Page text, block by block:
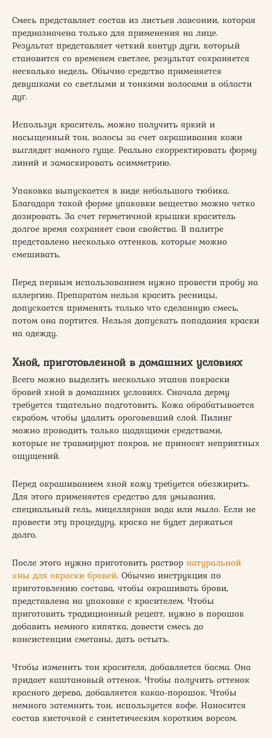
Смесь представляет состав из листьев лавсонии, которая
предназначена только для применения на лице.
Результат представляет четкий контур дуги, который
становится со временем светлее, результат сохраняется
несколько недель. Обычно средство применяется
девушками со светлыми и тонкими волосами в области
дуг.
Используя краситель, можно получить яркий и
насыщенный тон, волосы за счет окрашивания кожи
выглядят намного гуще. Реально скорректировать форму
линий и замаскировать асимметрию.
Упаковка выпускается в виде небольшого тюбика.
Благодаря такой форме упаковки вещество можно четко
дозировать. За счет герметичной крышки краситель
долгое время сохраняет свои свойства. В палитре
представлено несколько оттенков, которые можно
смешивать.
Перед первым использованием нужно провести пробу на
аллергию. Препаратом нельзя красить ресницы,
допускается применять только что сделанную смесь,
потом она портится. Нельзя допускать попадания краски
на одежду.
Хной, приготовленной в домашних условиях
Всего можно выделить несколько этапов покраски
бровей хной в домашних условиях. Сначала дерму
требуется тщательно подготовить. Кожа обрабатывается
скрабом, чтобы удалить ороговевший слой. Пилинг
можно проводить только щадящими средствами,
которые не травмируют покров, не приносят неприятных
ощущений.
Перед окрашиванием хной кожу требуется обезжирить.
Для этого применяется средство для умывания,
специальный гель, мицеллярная вода или мыло. Если не
провести эту процедуру, краска не будет держаться
долго.
После этого нужно приготовить раствор натуральной
хны для окраски бровей. Обычно инструкция по
приготовлению состава, чтобы окрашивать брови,
представлена на упаковке с красителем. Чтобы
приготовить традиционный рецепт, нужно в порошок
добавить немного кипятка, довести смесь до
консистенции сметаны, дать остыть.
Чтобы изменить тон красителя, добавляется басма. Она
придает каштановый оттенок. Чтобы получить оттенок
красного дерева, добавляется какао-порошок. Чтобы
немного затемнить тон, используется кофе. Наносится
состав кисточкой с синтетическим коротким ворсом.